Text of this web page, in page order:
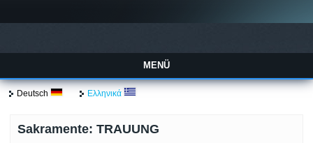
MENÜ
Deutsch Ελληνικά
Sakramente: TRAUUNG